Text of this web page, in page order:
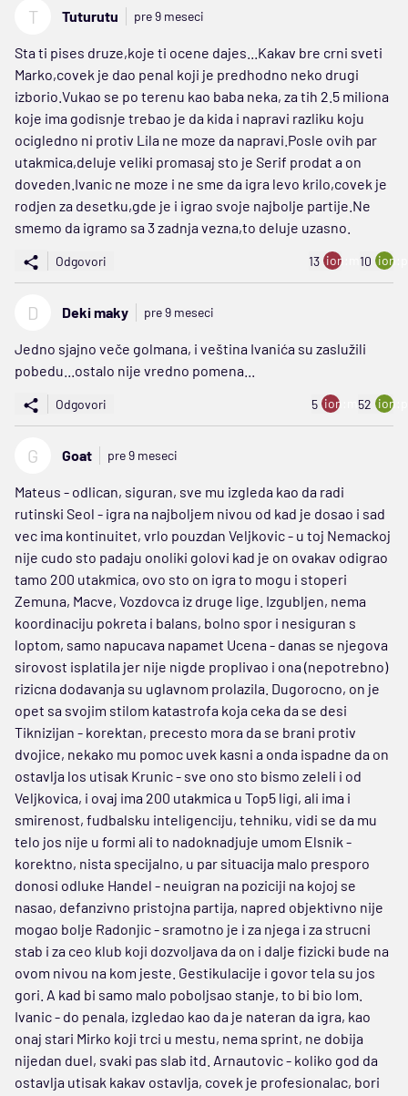
T Tuturutu pre 9 meseci
Sta ti pises druze,koje ti ocene dajes...Kakav bre crni sveti
Marko,covek je dao penal koji je predhodno neko drugi
izborio.Vukao se po terenu kao baba neka, za tih 2.5 miliona
koje ima godisnje trebao je da kida i napravi razliku koju
ocigledno ni protiv Lila ne moze da napravi.Posle ovih par
utakmica,deluje veliki promasaj sto je Serif prodat a on
doveden.Ivanic ne moze i ne sme da igra levo krilo,covek je
rodjen za desetku,gde je i igrao svoje najbolje partije.Ne
smemo da igramo sa 3 zadnja vezna,to deluje uzasno.
Odgovori 13 ion:minus
10
D Deki maky pre 9 meseci
Jedno sjajno veče golmana, i veština Ivanića su zaslužili
pobedu...ostalo nije vredno pomena...
Odgovori 5 ion:minus
52
G Goat pre 9 meseci
Mateus - odlican, siguran, sve mu izgleda kao da radi
rutinski Seol - igra na najboljem nivou od kad je dosao i sad
vec ima kontinuitet, vrlo pouzdan Veljkovic - u toj Nemackoj
nije cudo sto padaju onoliki golovi kad je on ovakav odigrao
tamo 200 utakmica, ovo sto on igra to mogu i stoperi
Zemuna, Macve, Vozdovca iz druge lige. Izgubljen, nema
koordinaciju pokreta i balans, bolno spor i nesiguran s
loptom, samo napucava napamet Ucena - danas se njegova
sirovost isplatila jer nije nigde proplivao i ona (nepotrebno)
rizicna dodavanja su uglavnom prolazila. Dugorocno, on je
opet sa svojim stilom katastrofa koja ceka da se desi
Tiknizijan - korektan, precesto mora da se brani protiv
dvojice, nekako mu pomoc uvek kasni a onda ispadne da on
ostavlja los utisak Krunic - sve ono sto bismo zeleli i od
Veljkovica, i ovaj ima 200 utakmica u Top5 ligi, ali ima i
smirenost, fudbalsku inteligenciju, tehniku, vidi se da mu
telo jos nije u formi ali to nadoknadjuje umom Elsnik -
korektno, nista specijalno, u par situacija malo presporo
donosi odluke Handel - neuigran na poziciji na kojoj se
nasao, defanzivno pristojna partija, napred objektivno nije
mogao bolje Radonjic - sramotno je i za njega i za strucni
stab i za ceo klub koji dozvoljava da on i dalje fizicki bude na
ovom nivou na kom jeste. Gestikulacije i govor tela su jos
gori. A kad bi samo malo poboljsao stanje, to bi bio lom.
Ivanic - do penala, izgledao kao da je nateran da igra, kao
onaj stari Mirko koji trci u mestu, nema sprint, ne dobija
nijedan duel, svaki pas slab itd. Arnautovic - koliko god da
ostavlja utisak kakav ostavlja, covek je profesionalac, bori